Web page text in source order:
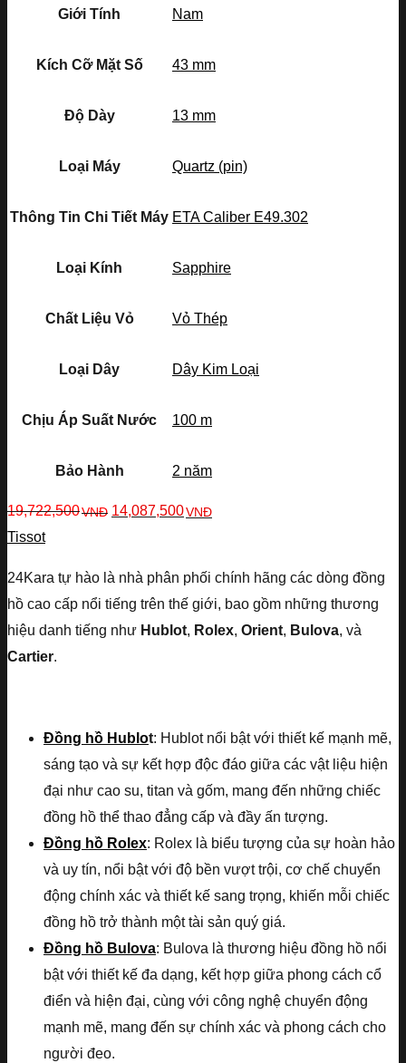
Giới Tính Nam
Kích Cỡ Mặt Số 43 mm
Độ Dày 13 mm
Loại Máy Quartz (pin)
Thông Tin Chi Tiết Máy ETA Caliber E49.302
Loại Kính Sapphire
Chất Liệu Vỏ Vỏ Thép
Loại Dây Dây Kim Loại
Chịu Áp Suất Nước 100 m
Bảo Hành 2 năm
19,722,500VNĐ 14,087,500VNĐ
Tissot
24Kara tự hào là nhà phân phối chính hãng các dòng đồng
hồ cao cấp nổi tiếng trên thế giới, bao gồm những thương
hiệu danh tiếng như Hublot, Rolex, Orient, Bulova, và
Cartier.
Đồng hồ Hublot: Hublot nổi bật với thiết kế mạnh mẽ,
sáng tạo và sự kết hợp độc đáo giữa các vật liệu hiện
đại như cao su, titan và gốm, mang đến những chiếc
đồng hồ thể thao đẳng cấp và đầy ấn tượng.
Đồng hồ Rolex: Rolex là biểu tượng của sự hoàn hảo
và uy tín, nổi bật với độ bền vượt trội, cơ chế chuyển
động chính xác và thiết kế sang trọng, khiến mỗi chiếc
đồng hồ trở thành một tài sản quý giá.
Đồng hồ Bulova: Bulova là thương hiệu đồng hồ nổi
bật với thiết kế đa dạng, kết hợp giữa phong cách cổ
điển và hiện đại, cùng với công nghệ chuyển động
mạnh mẽ, mang đến sự chính xác và phong cách cho
người đeo.